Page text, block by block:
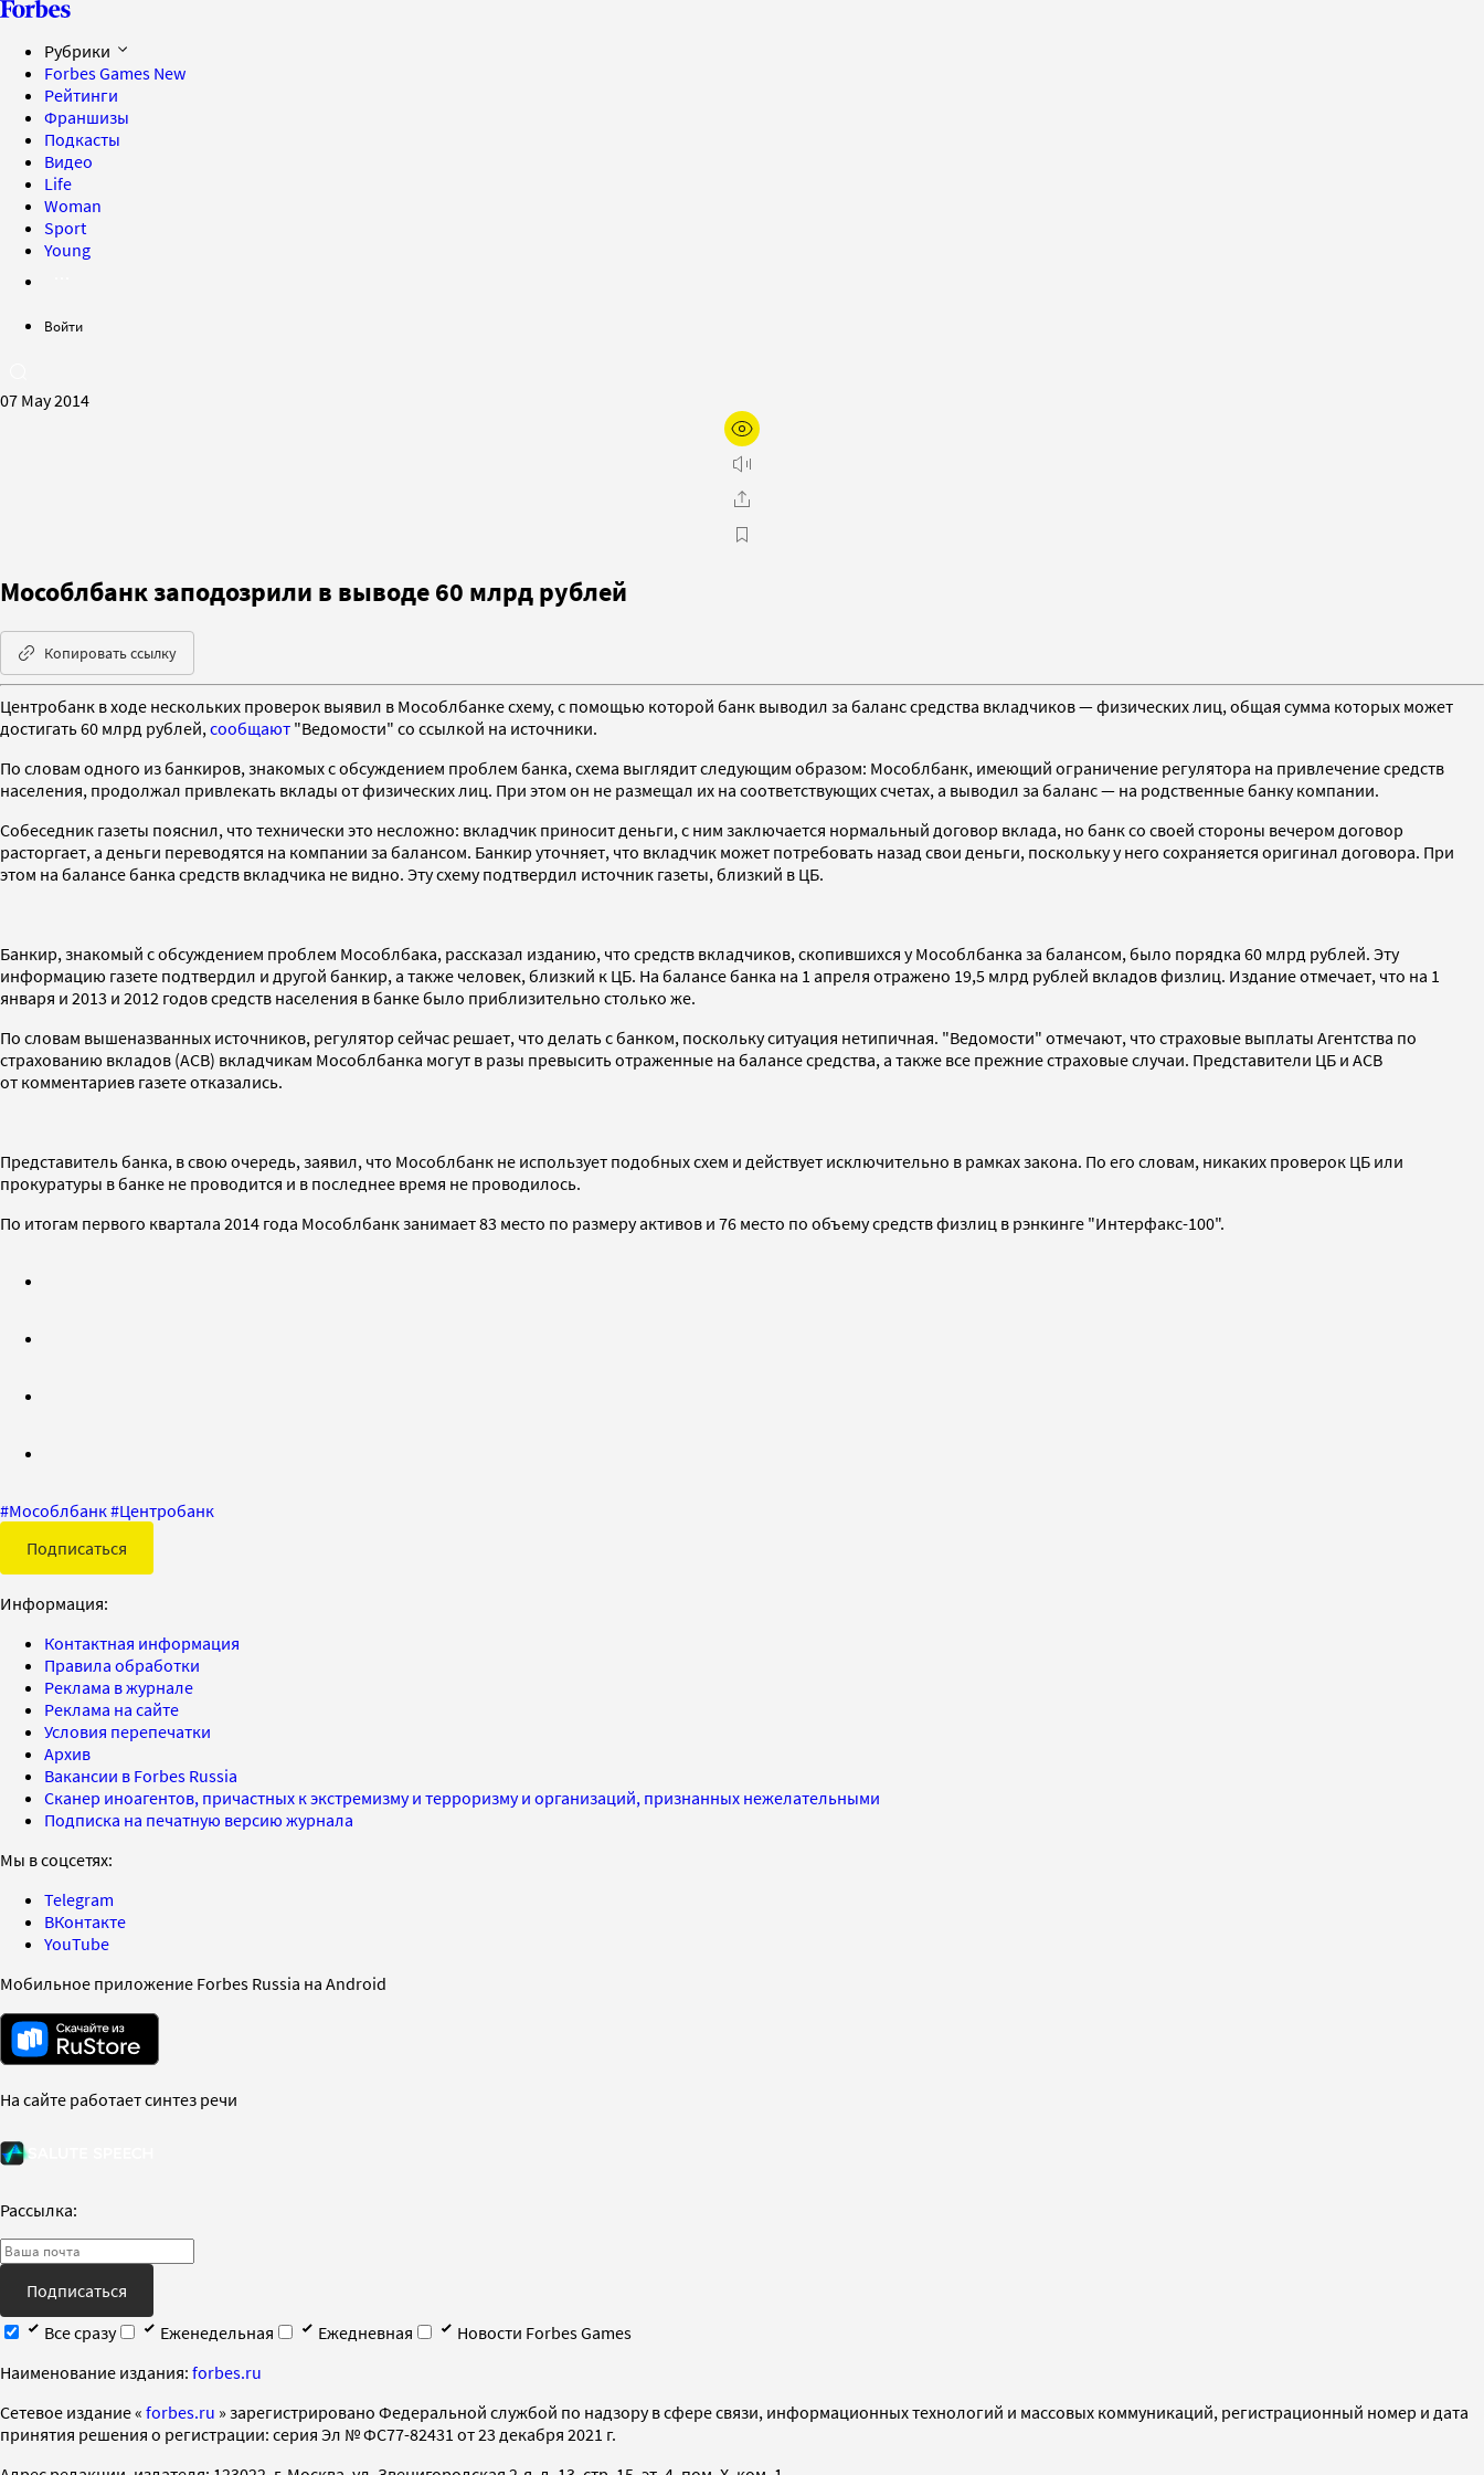
Рубрики
Forbes Games New
Рейтинги
Франшизы
Подкасты
Видео
Life
Woman
Sport
Young
Войти
07 May 2014
Мособлбанк заподозрили в выводе 60 млрд рублей
Копировать ссылку
Центробанк в ходе нескольких проверок выявил в Мособлбанке схему, с помощью которой банк выводил за баланс средства вкладчиков — физических лиц, общая сумма которых может
достигать 60 млрд рублей, сообщают "Ведомости" со ссылкой на источники.
По словам одного из банкиров, знакомых с обсуждением проблем банка, схема выглядит следующим образом: Мособлбанк, имеющий ограничение регулятора на привлечение средств
населения, продолжал привлекать вклады от физических лиц. При этом он не размещал их на соответствующих счетах, а выводил за баланс — на родственные банку компании.
Собеседник газеты пояснил, что технически это несложно: вкладчик приносит деньги, с ним заключается нормальный договор вклада, но банк со своей стороны вечером договор
расторгает, а деньги переводятся на компании за балансом. Банкир уточняет, что вкладчик может потребовать назад свои деньги, поскольку у него сохраняется оригинал договора. При
этом на балансе банка средств вкладчика не видно. Эту схему подтвердил источник газеты, близкий в ЦБ.
Банкир, знакомый с обсуждением проблем Мособлбака, рассказал изданию, что средств вкладчиков, скопившихся у Мособлбанка за балансом, было порядка 60 млрд рублей. Эту
информацию газете подтвердил и другой банкир, а также человек, близкий к ЦБ. На балансе банка на 1 апреля отражено 19,5 млрд рублей вкладов физлиц. Издание отмечает, что на 1
января и 2013 и 2012 годов средств населения в банке было приблизительно столько же.
По словам вышеназванных источников, регулятор сейчас решает, что делать с банком, поскольку ситуация нетипичная. "Ведомости" отмечают, что страховые выплаты Агентства по
страхованию вкладов (АСВ) вкладчикам Мособлбанка могут в разы превысить отраженные на балансе средства, а также все прежние страховые случаи. Представители ЦБ и АСВ
от комментариев газете отказались.
Представитель банка, в свою очередь, заявил, что Мособлбанк не использует подобных схем и действует исключительно в рамках закона. По его словам, никаких проверок ЦБ или
прокуратуры в банке не проводится и в последнее время не проводилось.
По итогам первого квартала 2014 года Мособлбанк занимает 83 место по размеру активов и 76 место по объему средств физлиц в рэнкинге "Интерфакс-100".
#Мособлбанк#Центробанк
Подписаться
Информация:
Контактная информация
Правила обработки
Реклама в журнале
Реклама на сайте
Условия перепечатки
Архив
Вакансии в Forbes Russia
Сканер иноагентов, причастных к экстремизму и терроризму и организаций, признанных нежелательными
Подписка на печатную версию журнала
Мы в соцсетях:
Telegram
ВКонтакте
YouTube
Мобильное приложение Forbes Russia на Android
На сайте работает синтез речи
Рассылка:
Подписаться
Все сразу
Еженедельная Ежедневная
Новости Forbes Games
Наименование издания: forbes.ru
Cетевое издание « forbes.ru » зарегистрировано Федеральной службой по надзору в сфере связи, информационных технологий и массовых коммуникаций, регистрационный номер и дата
принятия решения о регистрации: серия Эл № ФС77-82431 от 23 декабря 2021 г.